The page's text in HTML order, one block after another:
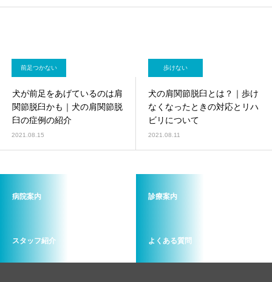
画像診断科 軟部外科
前足つかない
犬が前足をあげているのは肩
関節脱臼かも｜犬の肩関節脱
臼の症例の紹介
2021.08.15
歩けない
犬の肩関節脱臼とは？｜歩け
なくなったときの対応とリハ
ビリについて
2021.08.11
病院案内 診療案内
スタッフ紹介 よくある質問